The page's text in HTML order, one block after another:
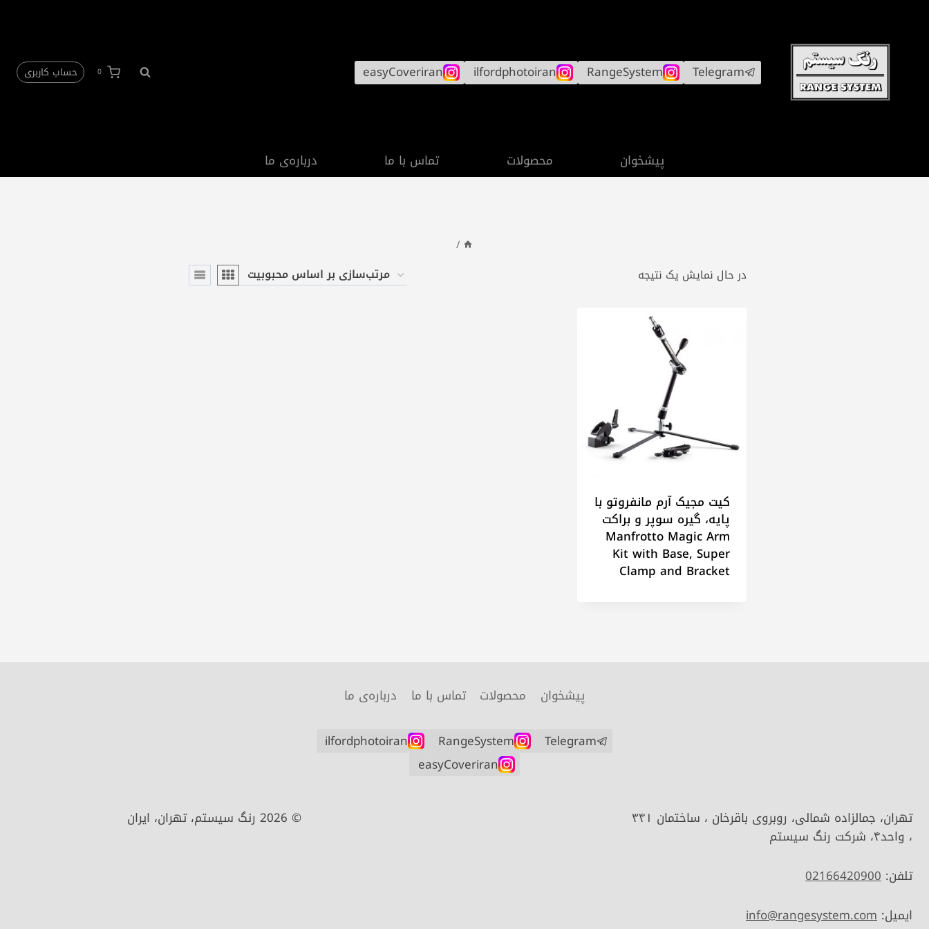
Telegram
RangeSystem
ilfordphotoiran
easyCoveriran
0 حساب کاربری
پیشخوان محصولات تماس با ما درباره‌ی ما
/
در حال نمایش یک نتیجه
کیت مجیک آرم مانفروتو با
پایه، گیره سوپر و براکت
Manfrotto Magic Arm
Kit with Base, Super
Clamp and Bracket
پیشخوان محصولات تماس با ما درباره‌ی ما
Telegram
RangeSystem
ilfordphotoiran
easyCoveriran
تهران، جمالزاده شمالی، روبروی باقرخان ، ساختمان ۳۴۱
، واحد۴، شرکت رنگ سیستم
تلفن: 02166420900
ایمیل: info@rangesystem.com
© 2026 رنگ سیستم، تهران، ایران